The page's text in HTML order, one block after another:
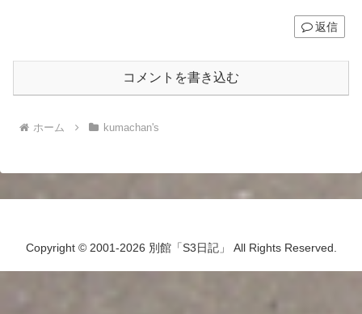
返信
コメントを書き込む
ホーム kumachan's
Copyright © 2001-2026 別館「S3日記」 All Rights Reserved.